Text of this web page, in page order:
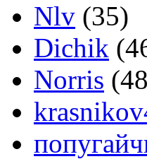
Nlv (35)
Dichik
Norris